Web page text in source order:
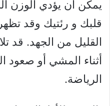
يمكن أن يؤدي الوزن
قلبك و رئتيك وقد
القليل من الجهد. قد
أثناء المشي أو صعود
الرياضة.